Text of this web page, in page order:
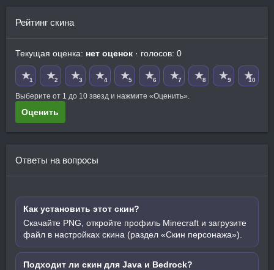
Рейтинг скина
Текущая оценка: нет оценок · голосов: 0
★1 ★2 ★3 ★4 ★5 ★6 ★7 ★8 ★9 ★10
Выберите от 1 до 10 звезд и нажмите «Оценить».
Оценить
Ответы на вопросы
Как установить этот скин?
Скачайте PNG, откройте профиль Minecraft и загрузите
файл в настройках скина (раздел «Скин персонажа»).
Подходит ли скин для Java и Bedrock?